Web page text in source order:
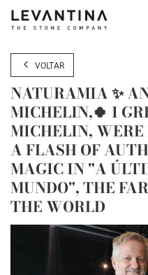
Corporativo
Materiais
Projetos
Aplicações
Profissionais
VOLTAR
NATURAMIA ✨
MICHELIN,🍀 1
MICHELIN, WERE
A FLASH OF
MAGIC IN "A
MUNDO", THE
THE WORLD